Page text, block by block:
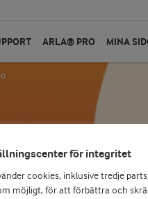
ARLA® PRO MINA
för integritet
cookies, inklusive tredje
möjligt, för att förbättra och